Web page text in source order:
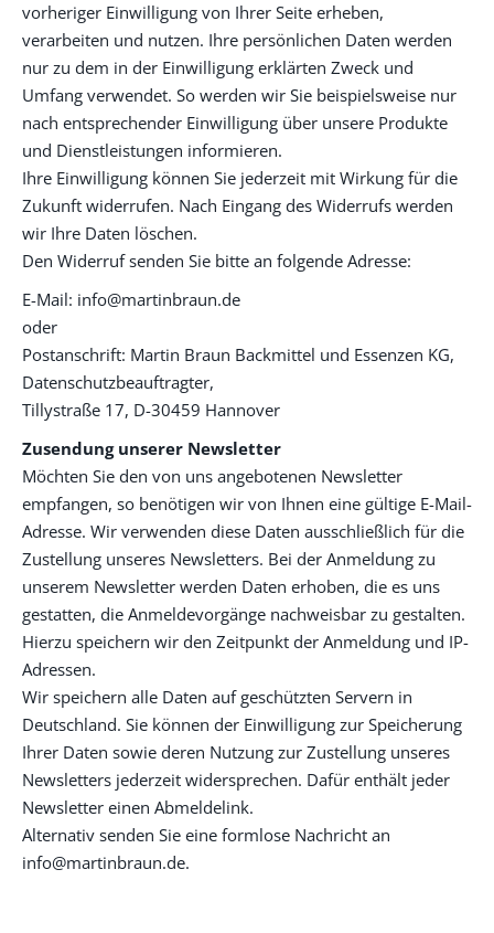
vorheriger Einwilligung von Ihrer Seite erheben,
verarbeiten und nutzen. Ihre persönlichen Daten werden
nur zu dem in der Einwilligung erklärten Zweck und
Umfang verwendet. So werden wir Sie beispielsweise nur
nach entsprechender Einwilligung über unsere Produkte
und Dienstleistungen informieren.
Ihre Einwilligung können Sie jederzeit mit Wirkung für die
Zukunft widerrufen. Nach Eingang des Widerrufs werden
wir Ihre Daten löschen.
Den Widerruf senden Sie bitte an folgende Adresse:
E-Mail: info@martinbraun.de
oder
Postanschrift: Martin Braun Backmittel und Essenzen KG,
Datenschutzbeauftragter,
Tillystraße 17, D-30459 Hannover
Zusendung unserer Newsletter
Möchten Sie den von uns angebotenen Newsletter
empfangen, so benötigen wir von Ihnen eine gültige E-Mail-
Adresse. Wir verwenden diese Daten ausschließlich für die
Zustellung unseres Newsletters. Bei der Anmeldung zu
unserem Newsletter werden Daten erhoben, die es uns
gestatten, die Anmeldevorgänge nachweisbar zu gestalten.
Hierzu speichern wir den Zeitpunkt der Anmeldung und IP-
Adressen.
Wir speichern alle Daten auf geschützten Servern in
Deutschland. Sie können der Einwilligung zur Speicherung
Ihrer Daten sowie deren Nutzung zur Zustellung unseres
Newsletters jederzeit widersprechen. Dafür enthält jeder
Newsletter einen Abmeldelink.
Alternativ senden Sie eine formlose Nachricht an
info@martinbraun.de.